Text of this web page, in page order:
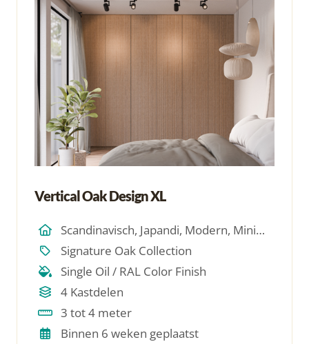
Vertical Oak Design XL
Scandinavisch, Japandi, Modern, Minimalistich
Signature Oak Collection
Single Oil / RAL Color Finish
4 Kastdelen
3 tot 4 meter
Binnen 6 weken geplaatst